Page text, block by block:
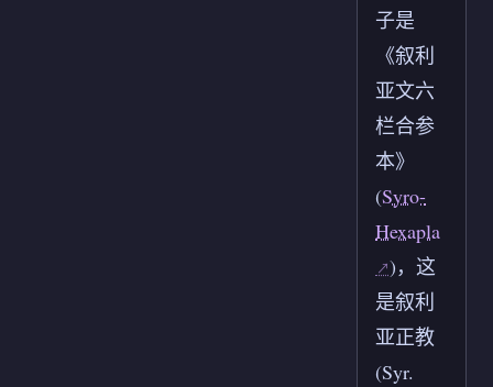
子是
《叙利
亚文六
栏合参
本》
(Syro-
Hexapla
)，这
是叙利
亚正教
(Syr.